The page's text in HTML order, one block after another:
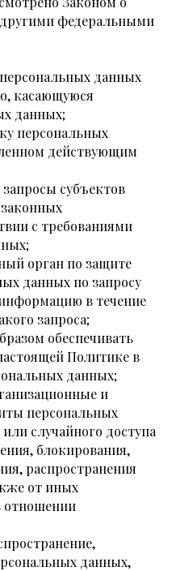
федеральными
данных
касающуюся
данных;
персональных
действующим
субъектов
с требованиями
орган по защите
данных по запросу
в течение
запроса;
обеспечивать
Политике в
данных;
и
персональных
случайного доступа
блокирования,
распространения
от иных
отношении
данных,